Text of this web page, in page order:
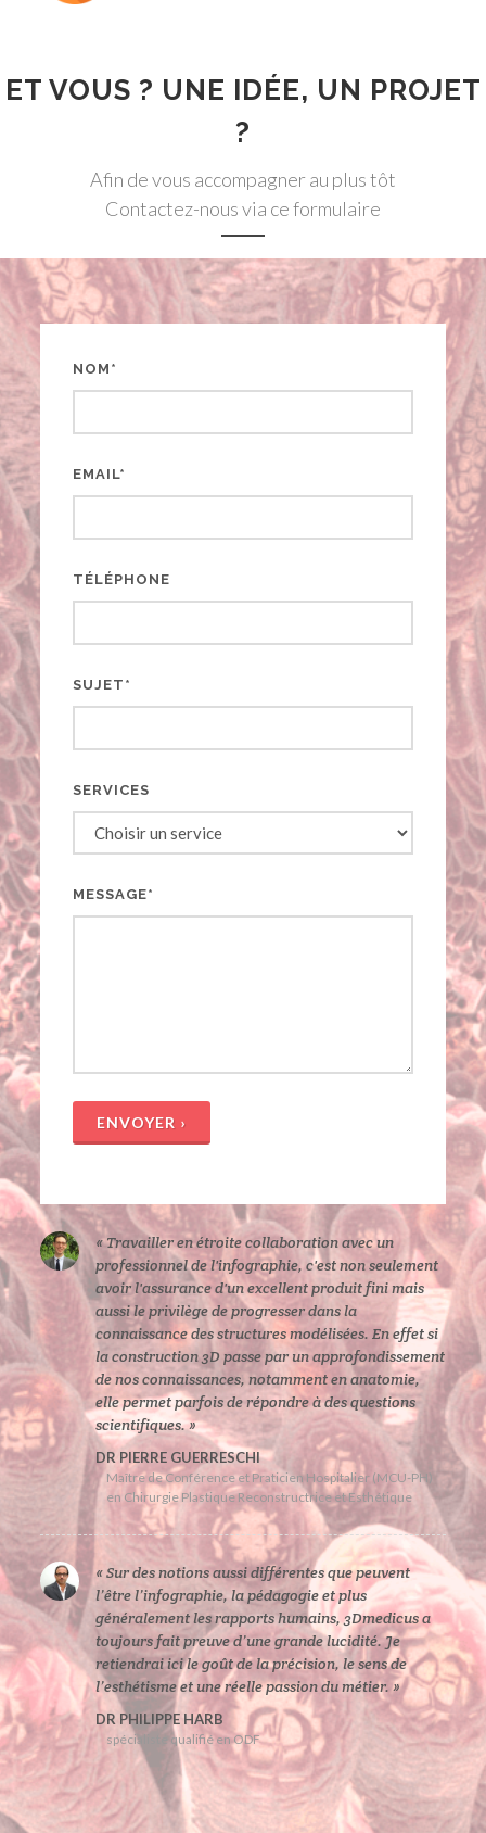
ET VOUS ? UNE IDÉE, UN PROJET
?
Afin de vous accompagner au plus tôt
Contactez-nous via ce formulaire
NOM*
EMAIL*
TÉLÉPHONE
SUJET*
SERVICES
MESSAGE*
ENVOYER ›
« Travailler en étroite collaboration avec un
professionnel de l'infographie, c'est non seulement
avoir l'assurance d'un excellent produit fini mais
aussi le privilège de progresser dans la
connaissance des structures modélisées. En effet si
la construction 3D passe par un approfondissement
de nos connaissances, notamment en anatomie,
elle permet parfois de répondre à des questions
scientifiques. »
DR PIERRE GUERRESCHI
Maître de Conférence et Praticien Hospitalier (MCU-PH)
en Chirurgie Plastique Reconstructrice et Esthétique
« Sur des notions aussi différentes que peuvent
l’être l’infographie, la pédagogie et plus
généralement les rapports humains, 3Dmedicus a
toujours fait preuve d’une grande lucidité. Je
retiendrai ici le goût de la précision, le sens de
l’esthétisme et une réelle passion du métier. »
DR PHILIPPE HARB
spécialiste qualifié en ODF